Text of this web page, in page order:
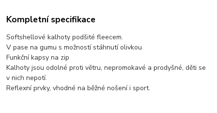
Kompletní specifikace
Softshellové kalhoty podšité fleecem.
V pase na gumu s možností stáhnutí olivkou
Funkční kapsy na zip
Kalhoty jsou odolné proti větru, nepromokavé a prodyšné, děti se
v nich nepotí.
Reflexní prvky, vhodné na běžné nošení i sport.